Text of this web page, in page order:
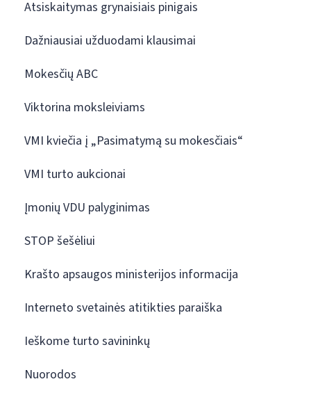
Atsiskaitymas grynaisiais pinigais
Dažniausiai užduodami klausimai
Mokesčių ABC
Viktorina moksleiviams
VMI kviečia į „Pasimatymą su mokesčiais“
VMI turto aukcionai
Įmonių VDU palyginimas
STOP šešėliui
Krašto apsaugos ministerijos informacija
Interneto svetainės atitikties paraiška
Ieškome turto savininkų
Nuorodos